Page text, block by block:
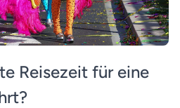
Reisezeit für eine